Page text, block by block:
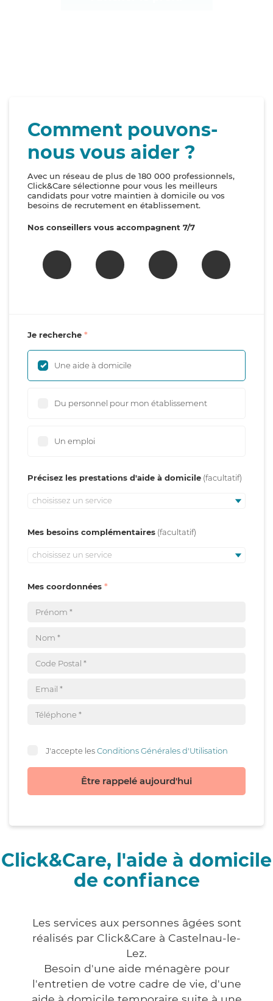
Comment pouvons-
nous vous aider ?
Avec un réseau de plus de 180 000 professionnels,
Click&Care sélectionne pour vous les meilleurs
candidats pour votre maintien à domicile ou vos
besoins de recrutement en établissement.
Nos conseillers vous accompagnent 7/7
Je recherche
Une aide à domicile
Du personnel pour mon établissement
Un emploi
Précisez les prestations d'aide à domicile
choisissez un service
Mes besoins complémentaires
choisissez un service
Mes coordonnées
J'accepte lesConditions Générales d'Utilisation
Être rappelé aujourd'hui
Click&Care, l'aide à domicile
de confiance
Les services aux personnes âgées sont
réalisés par Click&Care à Castelnau-le-
Lez.
Besoin d'une aide ménagère pour
l'entretien de votre cadre de vie, d'une